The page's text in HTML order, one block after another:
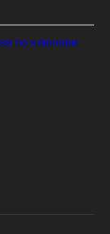
по ключови